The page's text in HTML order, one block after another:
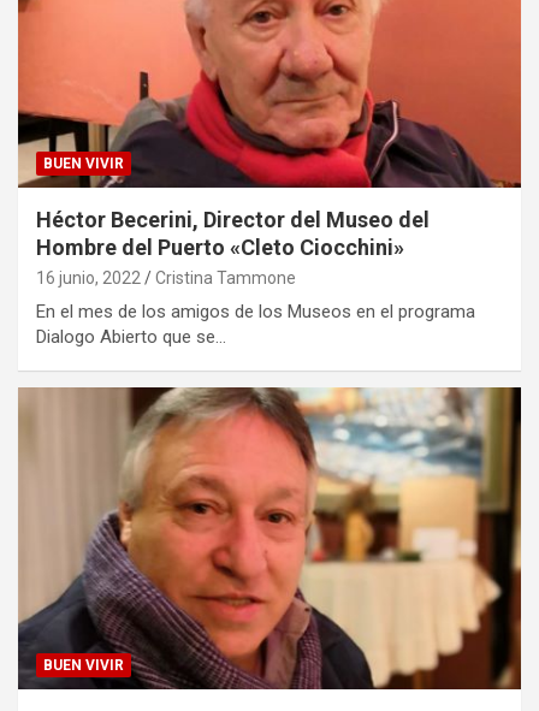
BUEN VIVIR
Héctor Becerini, Director del Museo del
Hombre del Puerto «Cleto Ciocchini»
16 junio, 2022 Cristina Tammone
En el mes de los amigos de los Museos en el programa
Dialogo Abierto que se…
BUEN VIVIR